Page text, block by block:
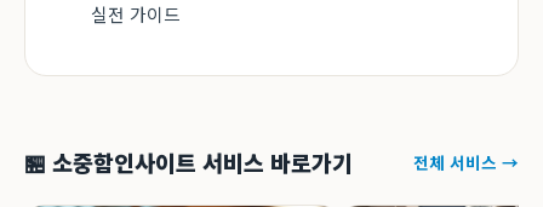
실전 가이드
🏪 소중함인사이트 서비스 바로가기 전체 서비스 →